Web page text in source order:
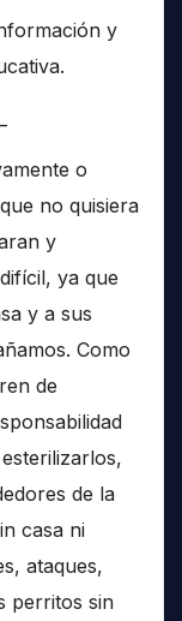
y
o
no quisiera
y
ya que
y a sus
Como
de
de la
casa ni
ataques,
perritos sin